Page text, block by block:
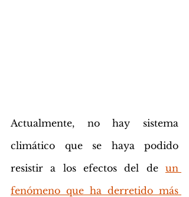
Actualmente, no hay sistema
climático que se haya podido
resistir a los efectos del de un
fenómeno que ha derretido más